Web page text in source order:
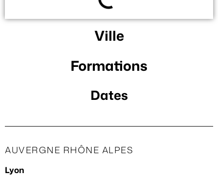
Ville
Formations
Dates
AUVERGNE RHÔNE ALPES
Lyon